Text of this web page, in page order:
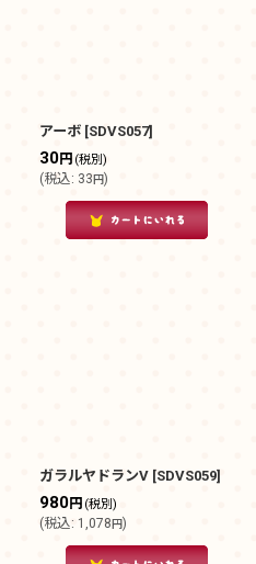
アーボ [SDVS057]
30円 (税別)
(税込: 33円)
ガラルヤドランV [SDVS059]
980円 (税別)
(税込: 1,078円)